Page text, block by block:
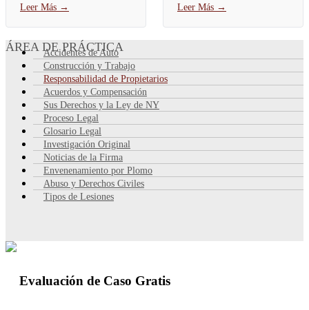
puede demandar al dueño de
una propiedad por lesiones...
Leer Más →
de un elevador por puertas
defectuosas Acuerdo:
Leer Más →
ÁREA DE PRÁCTICA
Accidentes de Auto
Construcción y Trabajo
Responsabilidad de Propietarios
Acuerdos y Compensación
Sus Derechos y la Ley de NY
Proceso Legal
Glosario Legal
Investigación Original
Noticias de la Firma
Envenenamiento por Plomo
Abuso y Derechos Civiles
Tipos de Lesiones
Evaluación de Caso Gratis